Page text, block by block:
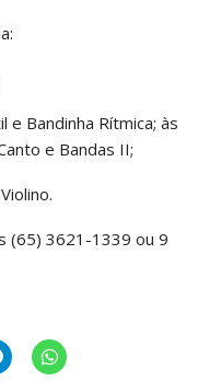
e Bandinha Rítmica; às
e Bandas II;
(65) 3621-1339 ou 9
Clique
para
Clique
para